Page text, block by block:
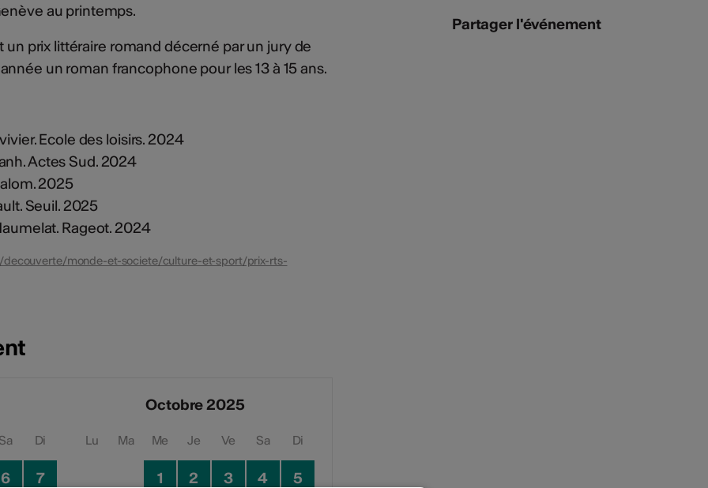
au printemps.
un prix littéraire romand décerné par un jury de
un roman francophone pour les 13 à 15 ans.
Ecole des loisirs. 2024
Actes Sud. 2024
2025
Seuil. 2025
Rageot. 2024
monde-et-societe/culture-et-sport/prix-rts-
Sa Di
6 7
Octobre 2025
Lu Ma Me Je Ve Sa Di
1 2 3 4 5
Partager l'événement